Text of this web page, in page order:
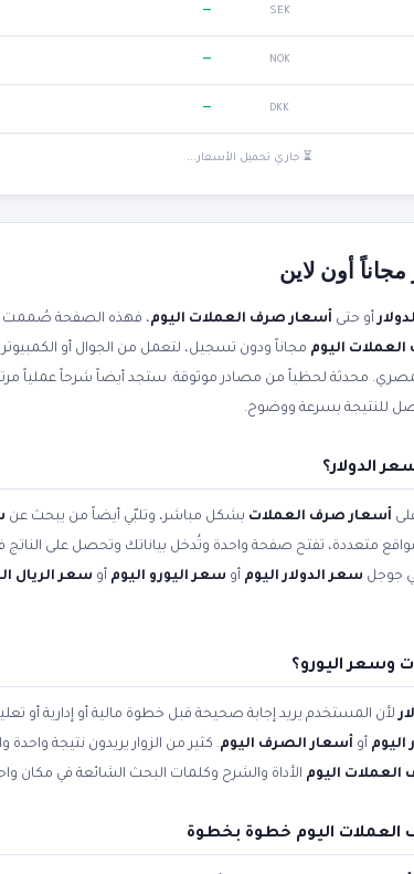
SEK
—
NOK
—
DKK
—
⏳ جاري تحميل الأسعار...
أون لاين
أو حتى أسعار صرف العملات اليوم، فهذه الصفحة صُممت
اليوم مجاناً ودون تسجيل، لتعمل من الجوال أو
للنتيجة بسرعة ووضوح.
الدولار؟
أسعار صرف العملات بشكل مباشر، وتلبّي أيضاً من يبحث عن
مواقع متعددة، تفتح صفحة واحدة وتُدخل بياناتك وتحصل على الناتج
جوجل سعر الدولار اليوم أو سعر اليورو اليوم أو سعر الريال
وسعر اليورو؟
لأن المستخدم يريد إجابة صحيحة قبل خطوة مالية أو إدارية أو
اليوم أو أسعار الصرف اليوم. كثير من الزوار يريدون نتيجة
اليوم الأداة والشرح وكلمات البحث الشائعة في مكان
اليوم خطوة بخطوة